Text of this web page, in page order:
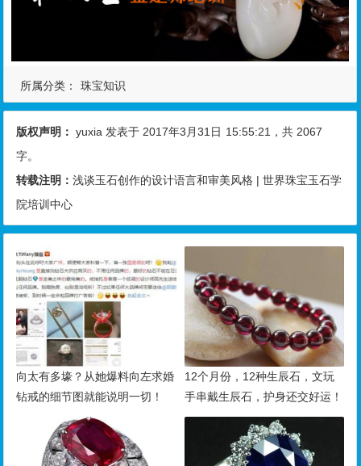
所属分类： 珠宝知识
版权声明： yuxia 发表于 2017年3月31日 15:55:21 ，共 2067
字。
转载注明：浅谈玉石创作的设计语言和审美风格 | 世界珠宝玉石学
院培训中心
向太有多壕？从她爆料向左求婚
钻戒的细节图就能说明一切！
12个月份，12种生辰石，文玩
手串戴生辰石，护身还交好运！